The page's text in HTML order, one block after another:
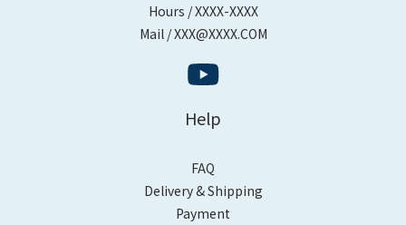
Hours / XXXX-XXXX
Mail / XXX@XXXX.COM
Help
FAQ
Delivery & Shipping
Payment